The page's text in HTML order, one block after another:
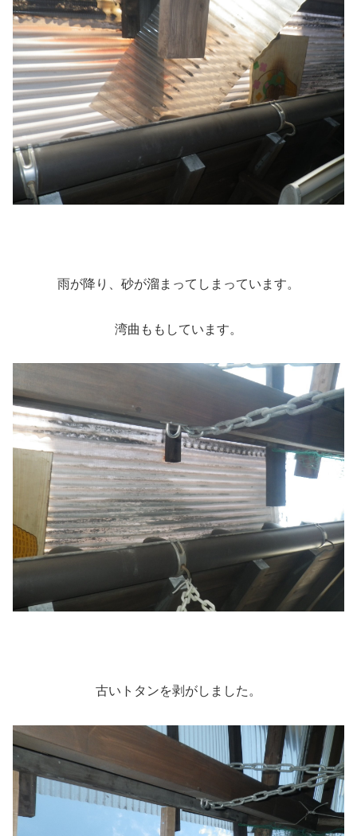
雨が降り、砂が溜まってしまっています。
湾曲ももしています。
古いトタンを剥がしました。